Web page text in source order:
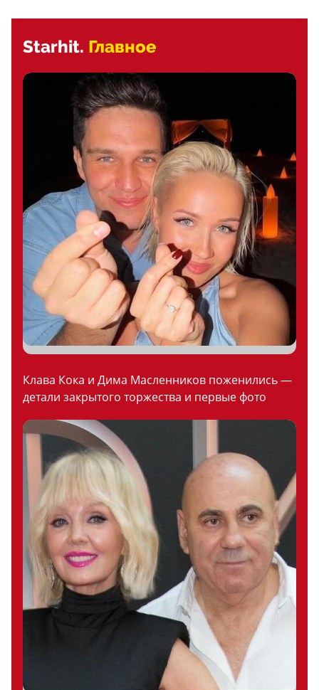
Starhit. Главное
Клава Кока и Дима Масленников поженились —
детали закрытого торжества и первые фото